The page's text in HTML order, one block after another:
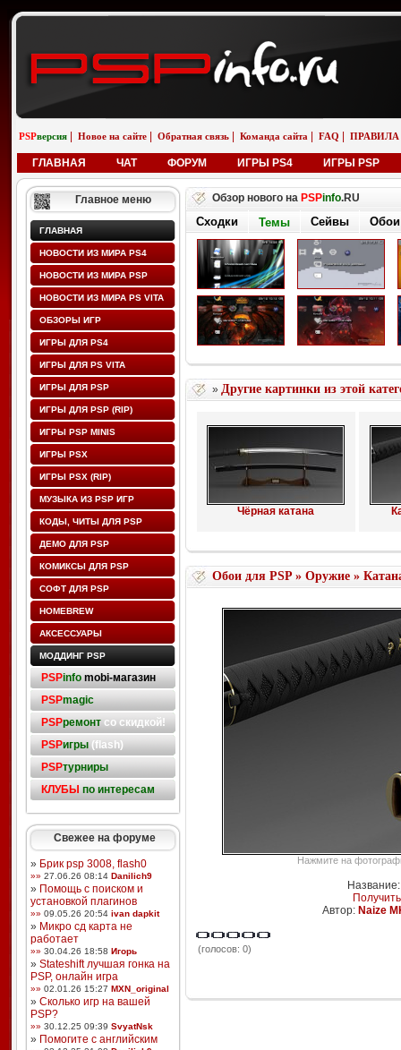
PSPверсия Новое на сайте Обратная связь Команда сайта FAQ ПРАВИЛА
ГЛАВНАЯ ЧАТ ФОРУМ ИГРЫ PS4 ИГРЫ PSP
Главное меню
ГЛАВНАЯ
НОВОСТИ ИЗ МИРА PS4
НОВОСТИ ИЗ МИРА PSP
НОВОСТИ ИЗ МИРА PS VITA
ОБЗОРЫ ИГР
ИГРЫ ДЛЯ PS4
ИГРЫ ДЛЯ PS VITA
ИГРЫ ДЛЯ PSP
ИГРЫ ДЛЯ PSP (RIP)
ИГРЫ PSP MINIS
ИГРЫ PSX
ИГРЫ PSX (RIP)
МУЗЫКА ИЗ PSP ИГР
КОДЫ, ЧИТЫ ДЛЯ PSP
ДЕМО ДЛЯ PSP
КОМИКСЫ ДЛЯ PSP
СОФТ ДЛЯ PSP
HOMEBREW
АКСЕССУАРЫ
МОДДИНГ PSP
PSPinfo mobi-магазин
PSPmagic
PSPремонтсо скидкой!
PSPигры(flash)
PSPтурниры
КЛУБЫ по интересам
Свежее на форуме
» Брик psp 3008, flash0
»» 27.06.26 08:14 Danilich9
» Помощь с поиском и
установкой плагинов
»» 09.05.26 20:54 ivan dapkit
» Микро сд карта не
работает
»» 30.04.26 18:58 Игорь
» Stateshift лучшая гонка на
PSP, онлайн игра
»» 02.01.26 15:27 MXN_original
» Сколько игр на вашей
PSP?
»» 30.12.25 09:39 SvyatNsk
» Помогите с английским
Обзор нового на PSPinfo.RU
Сходки Темы Сейвы Обои
» Другие картинки из этой
Чёрная катана
Обои для PSP» Оружие»
Нажмите на
Название:
Автор: Naize
(голосов: 0)